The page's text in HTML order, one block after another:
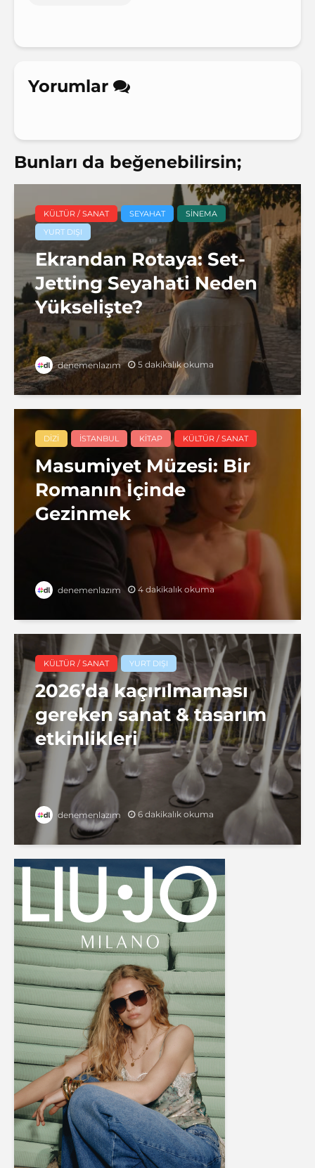
Yorumlar
Bunları da beğenebilirsin;
KÜLTÜR / SANAT SEYAHAT
SINEMA
YURT DIŞI
Ekrandan Rotaya: Set-
Jetting Seyahati Neden
Yükselişte?
denemenlazım 5 dakikalık okuma
DIZI İSTANBUL KITAP KÜLTÜR / SANAT
Masumiyet Müzesi: Bir
Romanın İçinde
Gezinmek
denemenlazım 4 dakikalık okuma
KÜLTÜR / SANAT YURT DIŞI
2026’da kaçırılmaması
gereken sanat & tasarım
etkinlikleri
denemenlazım 6 dakikalık okuma